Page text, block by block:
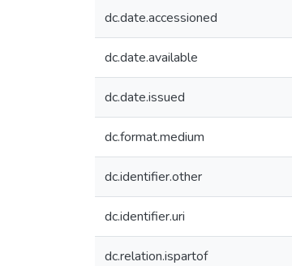
dc.date.accessioned
dc.date.available
dc.date.issued
dc.format.medium
dc.identifier.other
dc.identifier.uri
dc.relation.ispartof